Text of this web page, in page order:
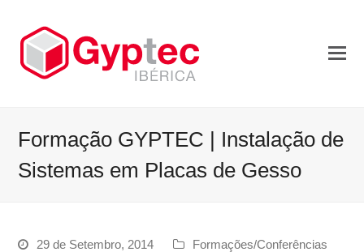
Formação GYPTEC | Instalação de
Sistemas em Placas de Gesso
29 de Setembro, 2014 Formações/Conferências